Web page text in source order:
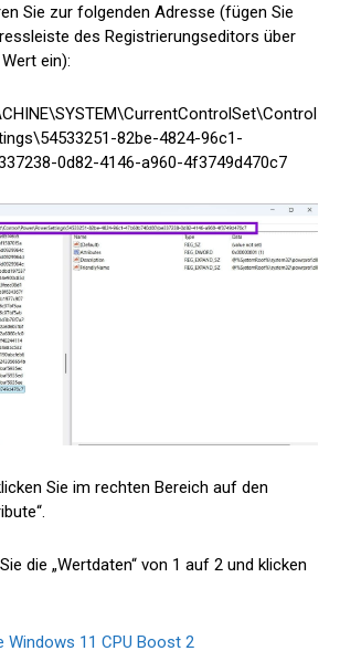
Sie zur folgenden Adresse (fügen Sie
des Registrierungseditors über
ein):
82be-4824-96c1-
0d82-4146-a960-4f3749d470c7
Sie im rechten Bereich auf den
die „Wertdaten“ von 1 auf 2 und klicken